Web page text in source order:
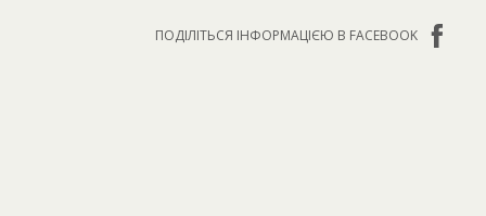
ПОДІЛІТЬСЯ ІНФОРМАЦІЄЮ В FACEBOOK